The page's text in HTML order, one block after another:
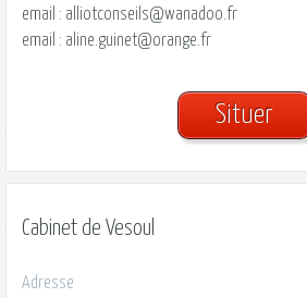
email : alliotconseils@wanadoo.fr
email : aline.guinet@orange.fr
Situer
Cabinet de Vesoul
Adresse